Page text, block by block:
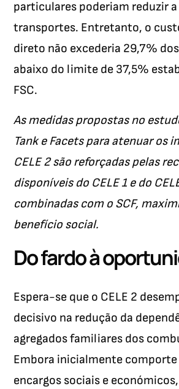
particulares poderiam reduzir
transportes. Entretanto, o
direto não excederia 29,7%
abaixo do limite de 37,5%
FSC.
As medidas propostas no
Tank e Facets para atenuar os
CELE 2 são reforçadas pelas
disponíveis do CELE 1 e do
combinadas com o SCF,
benefício social.
Do fardo à
Espera-se que o CELE 2
decisivo na redução da
agregados familiares dos
Embora inicialmente comporte
encargos sociais e